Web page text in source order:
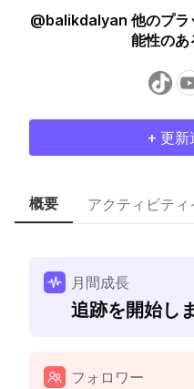
@balikdalyan 他のプラ
能性のあ
+ 更新
概要 アクティビティ
月間成長
追跡を開始し
フォロワー